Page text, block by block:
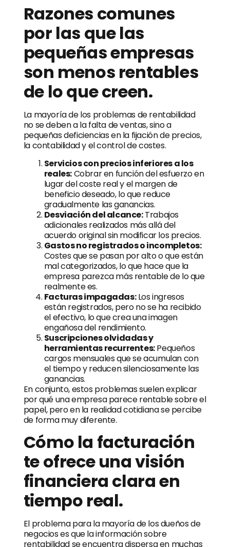
Razones comunes
por las que las
pequeñas empresas
son menos rentables
de lo que creen.
La mayoría de los problemas de rentabilidad
no se deben a la falta de ventas, sino a
pequeñas deficiencias en la fijación de precios,
la contabilidad y el control de costes.
Servicios con precios inferiores a los
reales:Cobrar en función del esfuerzo en
lugar del coste real y el margen de
beneficio deseado, lo que reduce
gradualmente las ganancias.
Desviación del alcance:Trabajos
adicionales realizados más allá del
acuerdo original sin modificar los precios.
Gastos no registrados o incompletos:
Costes que se pasan por alto o que están
mal categorizados, lo que hace que la
empresa parezca más rentable de lo que
realmente es.
Facturas impagadas:Los ingresos
están registrados, pero no se ha recibido
el efectivo, lo que crea una imagen
engañosa del rendimiento.
Suscripciones olvidadas y
herramientas recurrentes:Pequeños
cargos mensuales que se acumulan con
el tiempo y reducen silenciosamente las
ganancias.
En conjunto, estos problemas suelen explicar
por qué una empresa parece rentable sobre el
papel, pero en la realidad cotidiana se percibe
de forma muy diferente.
Cómo la facturación
te ofrece una visión
financiera clara en
tiempo real.
El problema para la mayoría de los dueños de
negocios es que la información sobre
rentabilidad se encuentra dispersa en muchas